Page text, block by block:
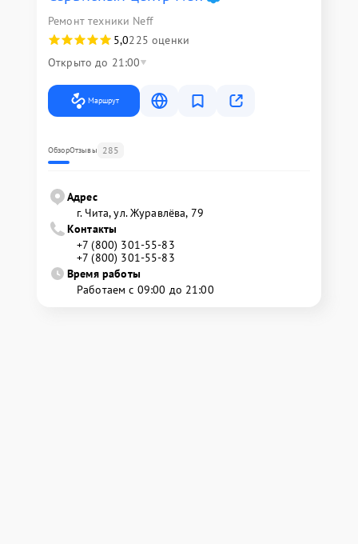
Ремонт техники Neff
5,0225 оценки
Открыто до 21:00
Маршрут
ОбзорОтзывы 285
Адрес
г. Чита, ул. Журавлёва, 79
Контакты
+7 (800) 301-55-83
+7 (800) 301-55-83
Время работы
Работаем с 09:00 до 21:00